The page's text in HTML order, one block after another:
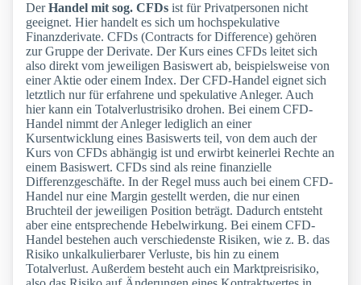
DerHandel mit sog. CFDs ist für Privatpersonen nicht
geeignet. Hier handelt es sich um hochspekulative
Finanzderivate. CFDs (Contracts for Difference) gehören
zur Gruppe der Derivate. Der Kurs eines CFDs leitet sich
also direkt vom jeweiligen Basiswert ab, beispielsweise von
einer Aktie oder einem Index. Der CFD-Handel eignet sich
letztlich nur für erfahrene und spekulative Anleger. Auch
hier kann ein Totalverlustrisiko drohen. Bei einem CFD-
Handel nimmt der Anleger lediglich an einer
Kursentwicklung eines Basiswerts teil, von dem auch der
Kurs von CFDs abhängig ist und erwirbt keinerlei Rechte an
einem Basiswert. CFDs sind als reine finanzielle
Differenzgeschäfte. In der Regel muss auch bei einem CFD-
Handel nur eine Margin gestellt werden, die nur einen
Bruchteil der jeweiligen Position beträgt. Dadurch entsteht
aber eine entsprechende Hebelwirkung. Bei einem CFD-
Handel bestehen auch verschiedenste Risiken, wie z. B. das
Risiko unkalkulierbarer Verluste, bis hin zu einem
Totalverlust. Außerdem besteht auch ein Marktpreisrisiko,